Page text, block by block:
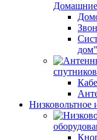
Домашние
дом"
Низковольтное